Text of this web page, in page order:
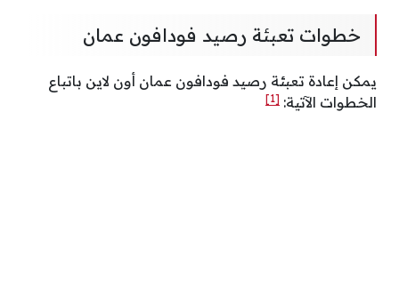
خطوات تعبئة رصيد فودافون عمان
يمكن إعادة تعبئة رصيد فودافون عمان أون لاين باتباع
الخطوات الآتية: [1]